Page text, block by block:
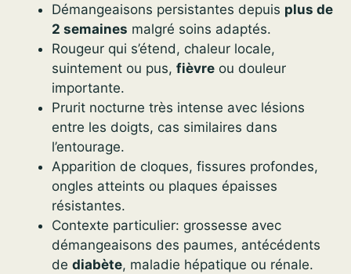
Démangeaisons persistantes depuis plus de
2 semaines malgré soins adaptés.
Rougeur qui s’étend, chaleur locale,
suintement ou pus, fièvre ou douleur
importante.
Prurit nocturne très intense avec lésions
entre les doigts, cas similaires dans
l’entourage.
Apparition de cloques, fissures profondes,
ongles atteints ou plaques épaisses
résistantes.
Contexte particulier: grossesse avec
démangeaisons des paumes, antécédents
de diabète, maladie hépatique ou rénale.